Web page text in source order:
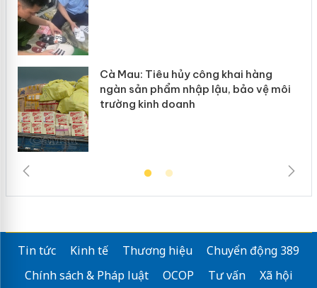
Cà Mau: Tiêu hủy công khai hàng
ngàn sản phẩm nhập lậu, bảo vệ môi
trường kinh doanh
Tin tức Kinh tế Thương hiệu
Chuyển động 389
Chính sách & Pháp luật
OCOP Tư vấn
Xã hội